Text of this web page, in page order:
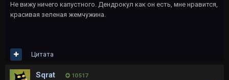
Не вижу ничего капустного. Дендрокул как он есть, мне нравится,
красивая зеленая жемчужина.
Цитата
Sqrat 10 517